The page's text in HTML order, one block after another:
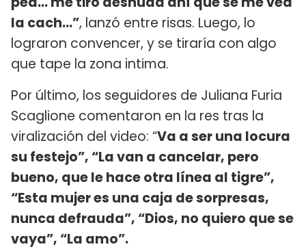
la cach...”, lanzó entre risas. Luego, lo
lograron convencer, y se tiraría con algo
que tape la zona intima.
Por último, los seguidores de Juliana Furia
Scaglione comentaron en la res tras la
viralización del video: “Va a ser una locura
su festejo”, “La van a cancelar, pero
bueno, que le hace otra línea al tigre”,
“Esta mujer es una caja de sorpresas,
nunca defrauda”, “Dios, no quiero que se
vaya”, “La amo”.